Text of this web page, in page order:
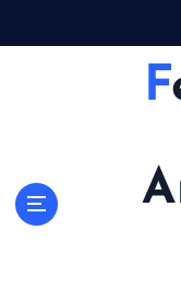
Federaci